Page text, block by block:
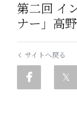
第二回 イ
ナー」高
サイトへ戻る